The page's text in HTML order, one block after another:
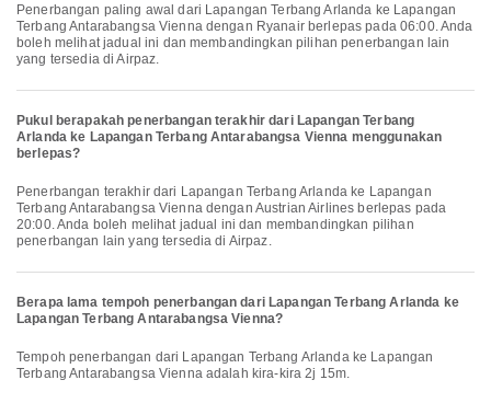
Penerbangan paling awal dari Lapangan Terbang Arlanda ke Lapangan
Terbang Antarabangsa Vienna dengan Ryanair berlepas pada 06:00. Anda
boleh melihat jadual ini dan membandingkan pilihan penerbangan lain
yang tersedia di Airpaz.
Pukul berapakah penerbangan terakhir dari Lapangan Terbang
Arlanda ke Lapangan Terbang Antarabangsa Vienna menggunakan
berlepas?
Penerbangan terakhir dari Lapangan Terbang Arlanda ke Lapangan
Terbang Antarabangsa Vienna dengan Austrian Airlines berlepas pada
20:00. Anda boleh melihat jadual ini dan membandingkan pilihan
penerbangan lain yang tersedia di Airpaz.
Berapa lama tempoh penerbangan dari Lapangan Terbang Arlanda ke
Lapangan Terbang Antarabangsa Vienna?
Tempoh penerbangan dari Lapangan Terbang Arlanda ke Lapangan
Terbang Antarabangsa Vienna adalah kira-kira 2j 15m.